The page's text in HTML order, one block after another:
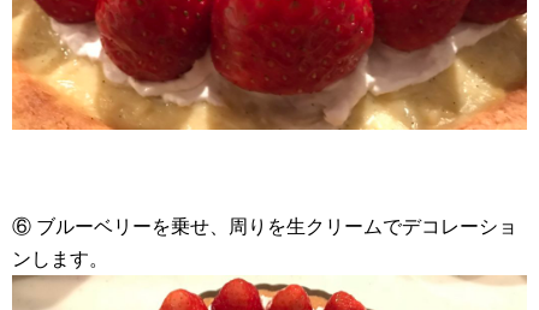
⑥ ブルーベリーを乗せ、周りを生クリームでデコレーショ
ンします。